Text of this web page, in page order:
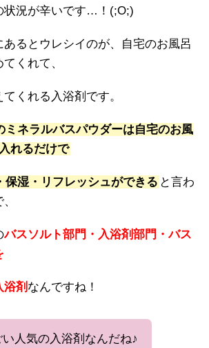
状況が辛いです…！(;O;)
るとウレシイのが、自宅のお風呂
くれて、
くれる入浴剤です。
ミネラルバスパウダーは自宅のお風
れるだけで
保湿・リフレッシュができる と言わ
バスソルト部門・入浴剤部門・バス
剤 なんですね！
人気の入浴剤なんだね♪